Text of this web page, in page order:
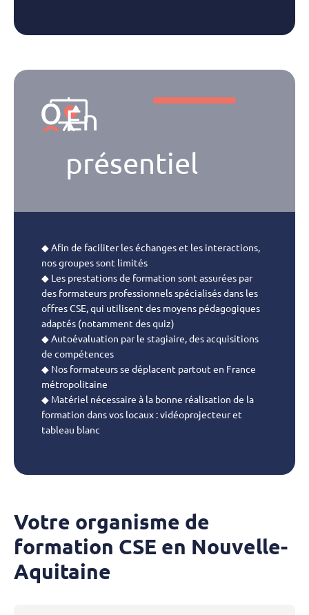
En
présentiel
◆ Afin de faciliter les échanges et les interactions,
nos groupes sont limités
◆ Les prestations de formation sont assurées par
des formateurs professionnels spécialisés dans les
offres CSE, qui utilisent des moyens pédagogiques
adaptés (notamment des quiz)
◆ Autoévaluation par le stagiaire, des acquisitions
de compétences
◆ Nos formateurs se déplacent partout en France
métropolitaine
◆ Matériel nécessaire à la bonne réalisation de la
formation dans vos locaux : vidéoprojecteur et
tableau blanc
Votre organisme de
formation CSE en Nouvelle-
Aquitaine